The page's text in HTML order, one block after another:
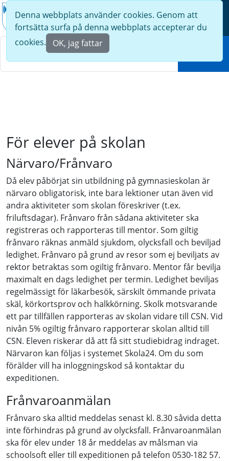
Denna webbplats använder cookies. Genom att
fortsätta surfa på denna webbplats accepterar du
cookies.
OK, jag fattar
Meny
För elever på skolan
Närvaro/Frånvaro
Då elev påbörjat sin utbildning på gymnasieskolan är
närvaro obligatorisk, inte bara lektioner utan även vid
andra aktiviteter som skolan föreskriver (t.ex.
friluftsdagar). Frånvaro från sådana aktiviteter ska
registreras och rapporteras till mentor. Som giltig
frånvaro räknas anmäld sjukdom, olycksfall och beviljad
ledighet. Frånvaro på grund av resor som ej beviljats av
rektor betraktas som ogiltig frånvaro. Mentor får bevilja
maximalt en dags ledighet per termin. Ledighet beviljas
regelmässigt för läkarbesök, särskilt ömmande privata
skäl, körkortsprov och halkkörning. Skolk motsvarande
ett par tillfällen rapporteras av skolan vidare till CSN. Vid
nivån 5% ogiltig frånvaro rapporterar skolan alltid till
CSN. Eleven riskerar då att få sitt studiebidrag indraget.
Närvaron kan följas i systemet Skola24. Om du som
förälder vill ha inloggningskod så kontaktar du
expeditionen.
Frånvaroanmälan
Frånvaro ska alltid meddelas senast kl. 8.30 såvida detta
inte förhindras på grund av olycksfall. Frånvaroanmälan
ska för elev under 18 år meddelas av målsman via
schoolsoft eller till expeditionen på telefon 0530-182 57.